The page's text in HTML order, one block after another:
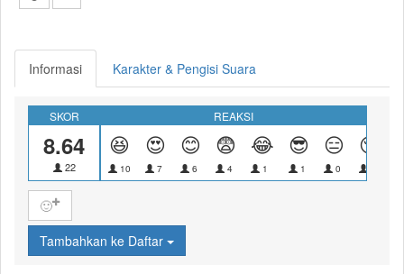
Informasi Karakter & Pengisi Suara
SKOR
8.64
22
REAKSI
😆
10
😍
7
😊
6
😨
4
😂
1
😎
1
😑
0
😴
🙂
Tambahkan ke Daftar